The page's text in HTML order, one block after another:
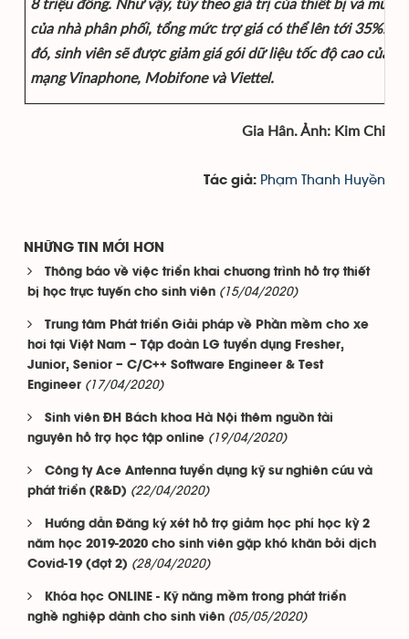
của nhà phân phối, tổng mức trợ giá có thể lên tới 35%.
đó, sinh viên sẽ được giảm giá gói dữ liệu tốc độ cao của
mạng Vinaphone, Mobifone và Viettel.
Gia Hân. Ảnh: Kim Chi
Tác giả: Phạm Thanh Huyền
NHỮNG TIN MỚI HƠN
Thông báo về việc triển khai chương trình hỗ trợ thiết
bị học trực tuyến cho sinh viên (15/04/2020)
Trung tâm Phát triển Giải pháp về Phần mềm cho xe
hơi tại Việt Nam – Tập đoàn LG tuyển dụng Fresher,
Junior, Senior – C/C++ Software Engineer & Test
Engineer (17/04/2020)
Sinh viên ĐH Bách khoa Hà Nội thêm nguồn tài
nguyên hỗ trợ học tập online (19/04/2020)
Công ty Ace Antenna tuyển dụng kỹ sư nghiên cứu và
phát triển (R&D) (22/04/2020)
Hướng dẫn Đăng ký xét hỗ trợ giảm học phí học kỳ 2
năm học 2019-2020 cho sinh viên gặp khó khăn bởi dịch
Covid-19 (đợt 2) (28/04/2020)
Khóa học ONLINE - Kỹ năng mềm trong phát triển
nghề nghiệp dành cho sinh viên (05/05/2020)